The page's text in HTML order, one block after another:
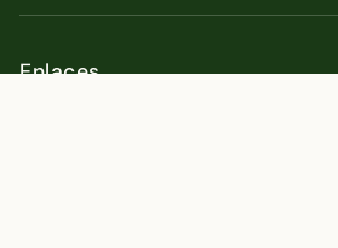
Políticas de Venta
Enlaces